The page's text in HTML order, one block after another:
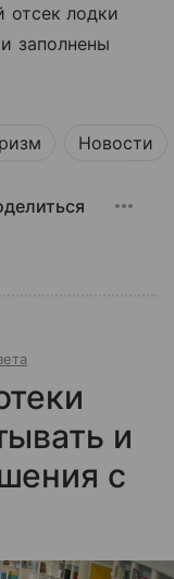
отсек лодки
заполнены
Новости
и
с